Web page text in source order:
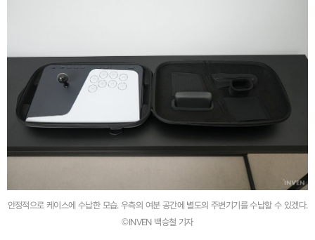
안정적으로 케이스에 수납한 모습. 우측의 여분 공간에 별도의 주변기기를 수납할 수 있겠다.
©INVEN 백승철 기자